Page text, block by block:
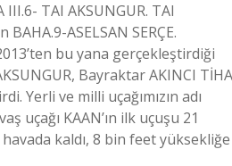
TAI AKSUNGUR. TAI
ASELSAN SERÇE.
bu yana gerçekleştirdiği
Bayraktar AKINCI
Yerli ve milli uçağımızın adı
uçağı KAAN’ın ilk uçuşu 21
kaldı, 8 bin feet yüksekliğe